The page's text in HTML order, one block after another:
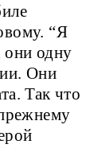
“Я
они одну
Они
Так что